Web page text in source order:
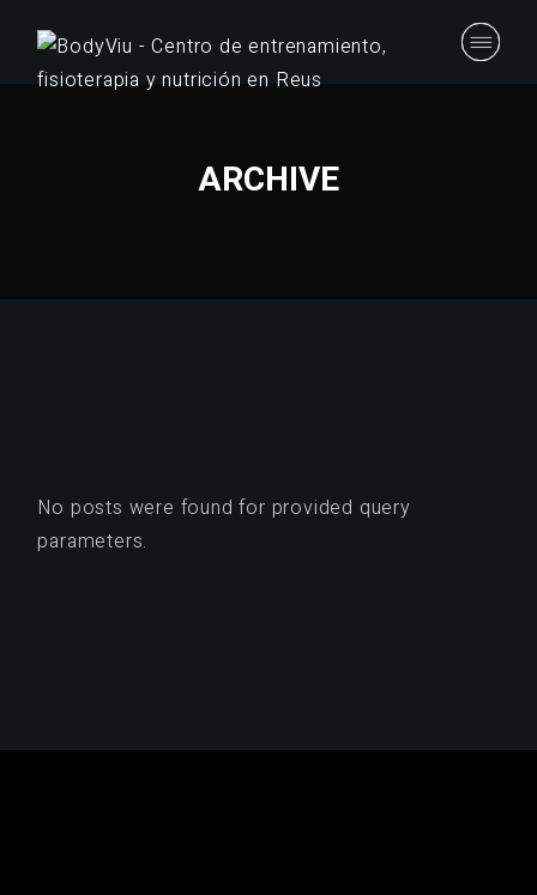
Skip
ARCHIVE
No posts were found for provided query
parameters.